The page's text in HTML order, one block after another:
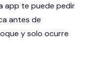
app te puede pedir
antes de
y solo ocurre